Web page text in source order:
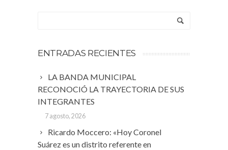
ENTRADAS RECIENTES
LA BANDA MUNICIPAL
RECONOCIÓ LA TRAYECTORIA DE SUS
INTEGRANTES
7 agosto, 2026
Ricardo Moccero: «Hoy Coronel
Suárez es un distrito referente en